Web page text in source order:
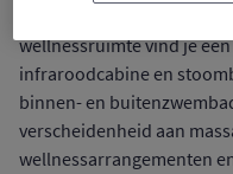
wellnessruimte vind je
infraroodcabine en
binnen- en
verscheidenheid aan
wellnessarrangementen